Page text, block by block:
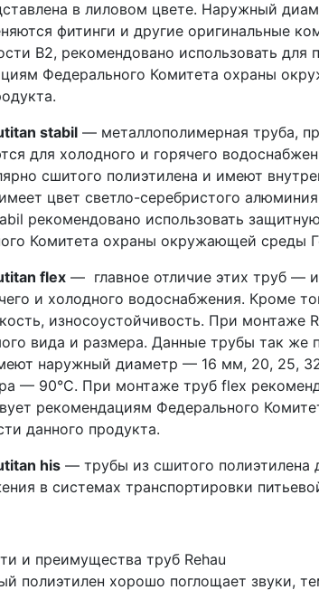
в лиловом цвете. Наружный
фитинги и другие оригинальные
B2, рекомендовано использовать
Федерального Комитета охраны
stabil — металлополимерная труба,
для холодного и горячего
сшитого полиэтилена и имеют
цвет светло-серебристого
рекомендовано использовать
Комитета охраны окружающей среды
flex — главное отличие этих труб —
и холодного водоснабжения. Кроме
износоустойчивость. При монтаже
вида и размера. Данные трубы так же
наружный диаметр — 16 мм, 20, 25,
— 90°С. При монтаже труб flex
рекомендациям Федерального
данного продукта.
his — трубы из сшитого полиэтилена
в системах транспортировки
и преимущества труб Rehau
полиэтилен хорошо поглощает звуки,